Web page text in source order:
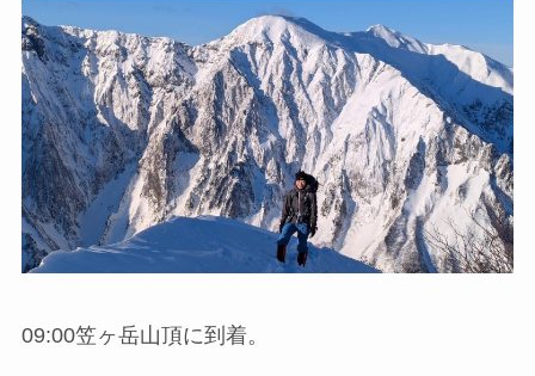
09:00笠ヶ岳山頂に到着。